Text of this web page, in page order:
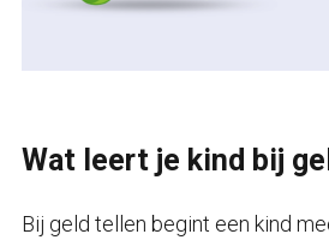
Wat leert je kind bij
Bij geld tellen begint een kind